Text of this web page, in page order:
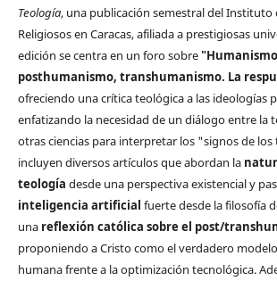
Teología, una publicación semestral del Instituto
Religiosos en Caracas, afiliada a prestigiosas
edición se centra en un foro sobre
posthumanismo, transhumanismo. La
ofreciendo una crítica teológica a las ideologías
enfatizando la necesidad de un diálogo entre la
otras ciencias para interpretar los "signos de los
incluyen diversos artículos que abordan la
teología desde una perspectiva existencial y
inteligencia artificial fuerte desde la filosofía
una reflexión católica sobre el post/
proponiendo a Cristo como el verdadero
humana frente a la optimización tecnológica.